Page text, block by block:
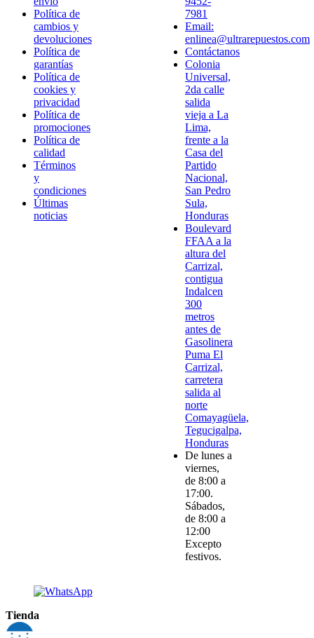
Política de
cambios y
devoluciones
Política de
garantías
Política de
cookies y
privacidad
Política de
promociones
Política de
calidad
Términos
y
condiciones
Últimas
noticias
7981
Email:
enlinea@ultrarepuestos.com
Contáctanos
Colonia
Universal,
2da calle
salida
vieja a La
Lima,
frente a la
Casa del
Partido
Nacional,
San Pedro
Sula,
Honduras
Boulevard
FFAA a la
altura del
Carrizal,
contigua
Indalcen
300
metros
antes de
Gasolinera
Puma El
Carrizal,
carretera
salida al
norte
Comayagüela,
Tegucigalpa,
Honduras
De lunes a
viernes,
de 8:00 a
17:00.
Sábados,
de 8:00 a
12:00
Excepto
festivos.
Tienda